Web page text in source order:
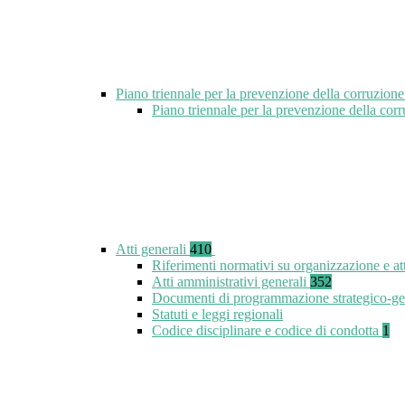
Piano triennale per la prevenzione della
Piano triennale per la prevenzione della
Atti generali 410
Riferimenti normativi su organizzazione e
Atti amministrativi generali 352
Documenti di programmazione strategico-
Statuti e leggi regionali
Codice disciplinare e codice di condotta 1